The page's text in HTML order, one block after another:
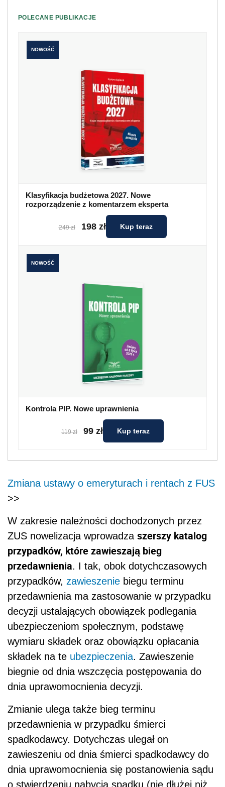
POLECANE PUBLIKACJE
NOWOŚĆ
Klasyfikacja budżetowa 2027. Nowe
rozporządzenie z komentarzem eksperta
249 zł 198 zł Kup teraz
NOWOŚĆ
Kontrola PIP. Nowe uprawnienia
119 zł 99 zł Kup teraz
Zmiana ustawy o emeryturach i rentach z FUS
>>
W zakresie należności dochodzonych przez
ZUS nowelizacja wprowadza szerszy katalog
przypadków, które zawieszają bieg
przedawnienia. I tak, obok dotychczasowych
przypadków, zawieszenie biegu terminu
przedawnienia ma zastosowanie w przypadku
decyzji ustalających obowiązek podlegania
ubezpieczeniom społecznym, podstawę
wymiaru składek oraz obowiązku opłacania
składek na te ubezpieczenia. Zawieszenie
biegnie od dnia wszczęcia postępowania do
dnia uprawomocnienia decyzji.
Zmianie ulega także bieg terminu
przedawnienia w przypadku śmierci
spadkodawcy. Dotychczas ulegał on
zawieszeniu od dnia śmierci spadkodawcy do
dnia uprawomocnienia się postanowienia sądu
o stwierdzeniu nabycia spadku (nie dłużej niż